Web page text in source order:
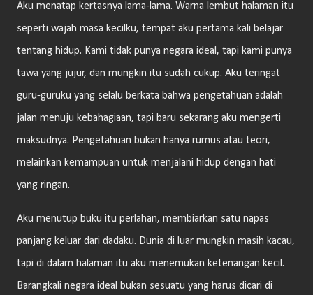
Aku menatap kertasnya lama-lama. Warna lembut halaman itu
seperti wajah masa kecilku, tempat aku pertama kali belajar
tentang hidup. Kami tidak punya negara ideal, tapi kami punya
tawa yang jujur, dan mungkin itu sudah cukup. Aku teringat
guru-guruku yang selalu berkata bahwa pengetahuan adalah
jalan menuju kebahagiaan, tapi baru sekarang aku mengerti
maksudnya. Pengetahuan bukan hanya rumus atau teori,
melainkan kemampuan untuk menjalani hidup dengan hati
yang ringan.
Aku menutup buku itu perlahan, membiarkan satu napas
panjang keluar dari dadaku. Dunia di luar mungkin masih kacau,
tapi di dalam halaman itu aku menemukan ketenangan kecil.
Barangkali negara ideal bukan sesuatu yang harus dicari di